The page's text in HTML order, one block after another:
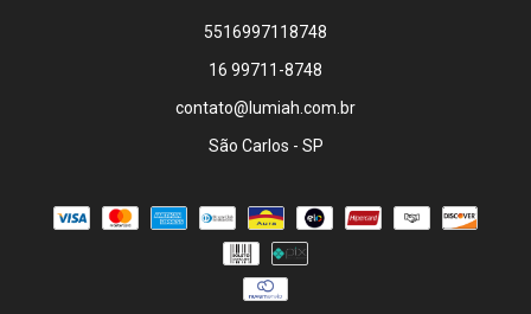
5516997118748
16 99711-8748
contato@lumiah.com.br
São Carlos - SP